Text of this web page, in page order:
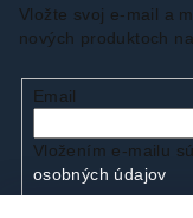
Vložte svoj e-mail a
nových produktoch
Email
Vložením e-mailu
osobných údajov